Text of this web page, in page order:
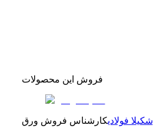
فروش این محصولات
شکیلا فولادیکارشناس فروش ورق